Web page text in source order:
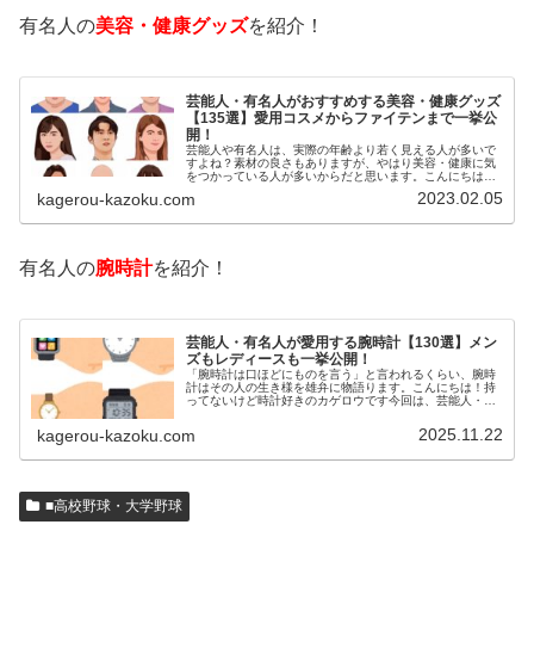
有名人の美容・健康グッズを紹介！
芸能人・有名人がおすすめする美容・健康グッズ
【135選】愛用コスメからファイテンまで一挙公
開！
芸能人や有名人は、実際の年齢より若く見える人が多いで
すよね？素材の良さもありますが、やはり美容・健康に気
をつかっている人が多いからだと思います。こんにちは！
いるのでしょうか？今回は、芸能人…
kagerou-kazoku.com 2023.02.05
有名人の腕時計を紹介！
芸能人・有名人が愛用する腕時計【130選】メン
ズもレディースも一挙公開！
「腕時計は口ほどにものを言う」と言われるくらい、腕時
計はその人の生き様を雄弁に物語ります。こんにちは！持
ってないけど時計好きのカゲロウです今回は、芸能人・有
kagerou-kazoku.com 2025.11.22
■高校野球・大学野球